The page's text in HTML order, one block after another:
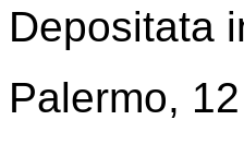
Depositata
Palermo,